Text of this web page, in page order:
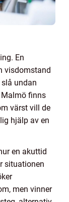
En
visdomstand
undan
Malmö finns
värst vill de
hjälp av en
en akuttid
situationen
men vinner